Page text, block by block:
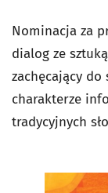
Nominacja za
dialog ze
zachęcający
charakterze
tradycyjnych